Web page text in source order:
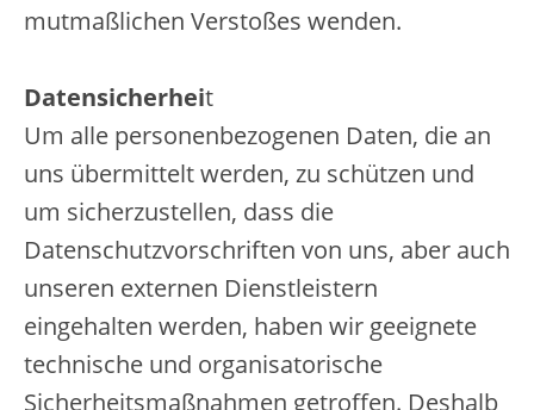
mutmaßlichen Verstoßes wenden.
Datensicherheit
Um alle personenbezogenen Daten, die an
uns übermittelt werden, zu schützen und
um sicherzustellen, dass die
Datenschutzvorschriften von uns, aber auch
unseren externen Dienstleistern
eingehalten werden, haben wir geeignete
technische und organisatorische
Sicherheitsmaßnahmen getroffen. Deshalb